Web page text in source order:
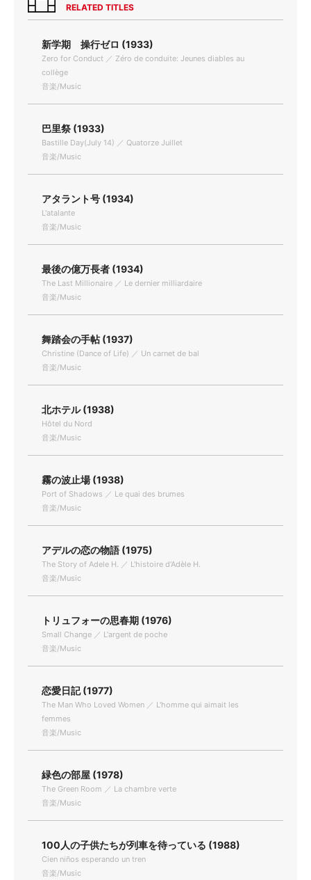
RELATED TITLES
新学期 操行ゼロ (1933)
Zero for Conduct ／ Zéro de conduite: Jeunes diables au
collège
音楽/Music
巴里祭 (1933)
Bastille Day(July 14) ／ Quatorze Juillet
音楽/Music
アタラント号 (1934)
L'atalante
音楽/Music
最後の億万長者 (1934)
The Last Millionaire ／ Le dernier milliardaire
音楽/Music
舞踏会の手帖 (1937)
Christine (Dance of Life) ／ Un carnet de bal
音楽/Music
北ホテル (1938)
Hôtel du Nord
音楽/Music
霧の波止場 (1938)
Port of Shadows ／ Le quai des brumes
音楽/Music
アデルの恋の物語 (1975)
The Story of Adele H. ／ L'histoire d'Adèle H.
音楽/Music
トリュフォーの思春期 (1976)
Small Change ／ L'argent de poche
音楽/Music
恋愛日記 (1977)
The Man Who Loved Women ／ L'homme qui aimait les
femmes
音楽/Music
緑色の部屋 (1978)
The Green Room ／ La chambre verte
音楽/Music
100人の子供たちが列車を待っている (1988)
Cien niños esperando un tren
音楽/Music